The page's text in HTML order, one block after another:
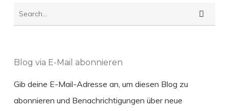
Blog via E-Mail abonnieren
Gib deine E-Mail-Adresse an, um diesen Blog zu
abonnieren und Benachrichtigungen über neue